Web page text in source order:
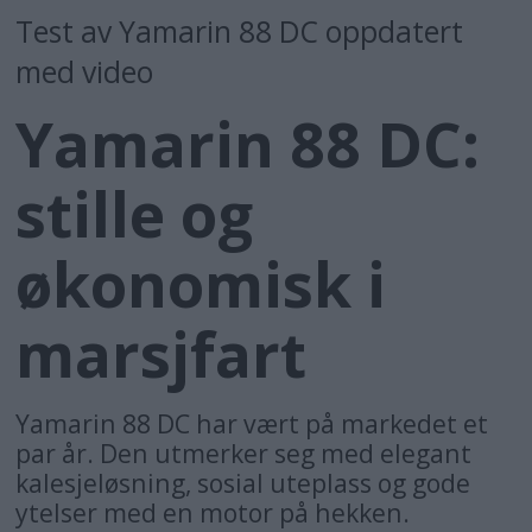
Arkiv
Video
Logg inn
Test av Yamarin 88 DC oppdatert
med video
Yamarin 88 DC:
stille og
økonomisk i
marsjfart
Yamarin 88 DC har vært på markedet et
par år. Den utmerker seg med elegant
kalesjeløsning, sosial uteplass og gode
ytelser med en motor på hekken.